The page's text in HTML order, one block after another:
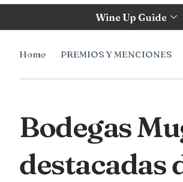
Wine Up Guide
Home PREMIOS Y MENCIONES
Bodegas
destacadas